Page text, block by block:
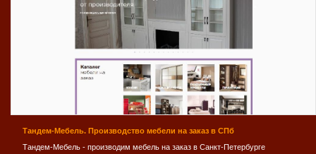
Тандем-Мебель. Производство мебели на заказ в СПб
Тандем-Мебель - производим мебель на заказ в Санкт-Петербурге